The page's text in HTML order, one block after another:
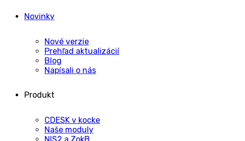
Novinky
Nové verzie
Prehľad aktualizácií
Blog
Napísali o nás
Produkt
CDESK v kocke
Naše moduly